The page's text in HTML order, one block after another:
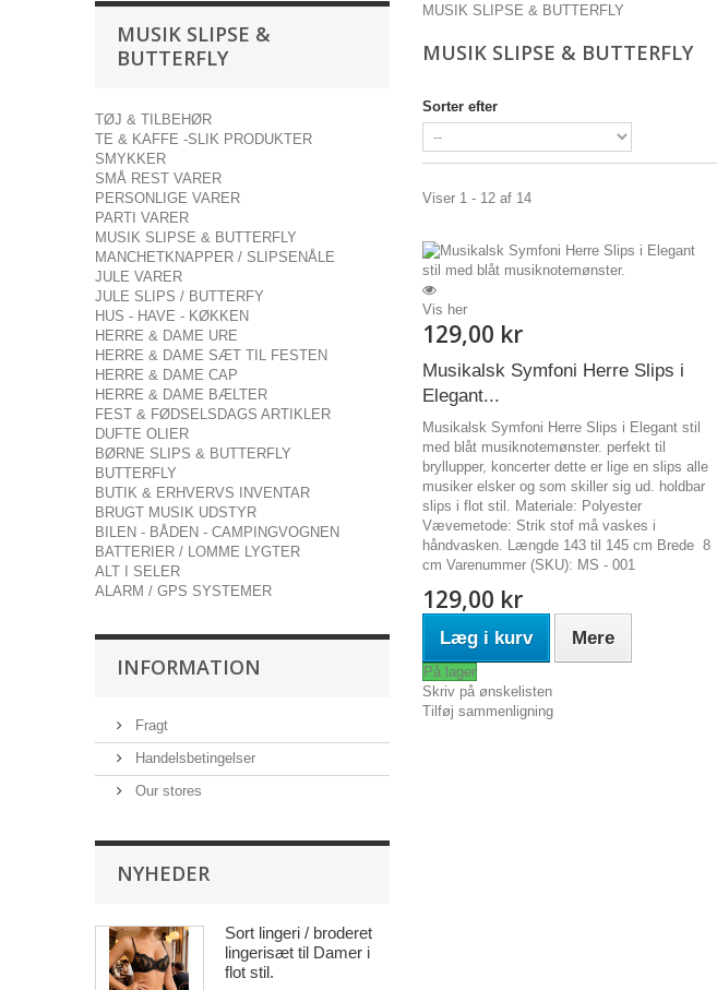
MUSIK SLIPSE &
BUTTERFLY
TØJ & TILBEHØR
TE & KAFFE -SLIK PRODUKTER
SMYKKER
SMÅ REST VARER
PERSONLIGE VARER
PARTI VARER
MUSIK SLIPSE & BUTTERFLY
MANCHETKNAPPER / SLIPSENÅLE
JULE VARER
JULE SLIPS / BUTTERFY
HUS - HAVE - KØKKEN
HERRE & DAME URE
HERRE & DAME SÆT TIL FESTEN
HERRE & DAME CAP
HERRE & DAME BÆLTER
FEST & FØDSELSDAGS ARTIKLER
DUFTE OLIER
BØRNE SLIPS & BUTTERFLY
BUTTERFLY
BUTIK & ERHVERVS INVENTAR
BRUGT MUSIK UDSTYR
BILEN - BÅDEN - CAMPINGVOGNEN
BATTERIER / LOMME LYGTER
ALT I SELER
ALARM / GPS SYSTEMER
INFORMATION
Fragt
Handelsbetingelser
Our stores
NYHEDER
Sort lingeri / broderet
lingerisæt til Damer i
flot stil.
MUSIK SLIPSE & BUTTERFLY
MUSIK SLIPSE & BUTTERFLY
Sorter efter
Viser 1 - 12 af 14
Vis her
129,00 kr
Musikalsk Symfoni Herre Slips i
Elegant...
Musikalsk Symfoni Herre Slips i Elegant stil
med blåt musiknotemønster. perfekt til
bryllupper, koncerter dette er lige en slips alle
musiker elsker og som skiller sig ud. holdbar
slips i flot stil. Materiale: Polyester
Vævemetode: Strik stof må vaskes i
håndvasken. Længde 143 til 145 cm Brede 8
cm Varenummer (SKU): MS - 001
129,00 kr
Læg i kurv Mere
På lager
Skriv på ønskelisten
Tilføj sammenligning